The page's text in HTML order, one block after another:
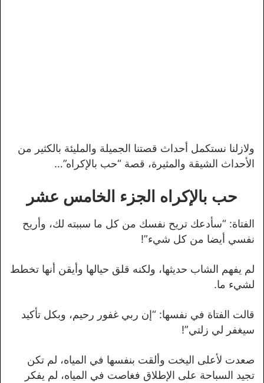
ولازلنا نستكمل أحداث قصتنا الجميلة والمليئة بالكثير من
الأحداث الشيقة والمثيرة، قصة “حب بالإكراه”…
حب بالإكراه الجزء الخامس عشر
الفتاة: “سأدعك تريح نفسك من كل ما سببته لك، وأريح
نفسي أيضا من كل شيء”!
لم يفهم الشاب حديثها، ولكنه قلق حيالها وأيقن أنها تخطط
لشيء ما.
قالت الفتاة في نفسها: “إن ربي غفور رحيم، وبكل تأكيد
سيغفر لي زلتي”!
صعدت لأعلى اليخت وألقت بنفسها في المياه، لم تكن
تجيد السباحة على الإطلاق فغاصت في المياه، لم يفكر